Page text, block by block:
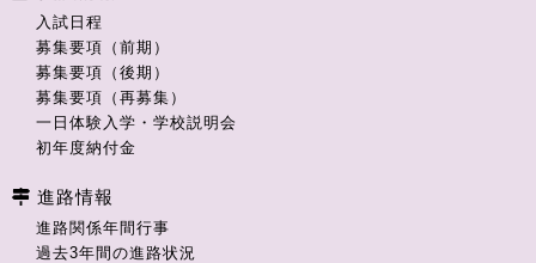
入試日程
募集要項（前期）
募集要項（後期）
募集要項（再募集）
一日体験入学・学校説明会
初年度納付金
進路情報
進路関係年間行事
過去3年間の進路状況